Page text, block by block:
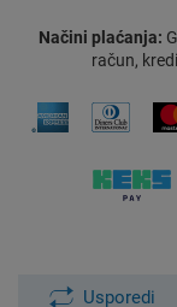
Načini plaćanja:
račun,
Usporedi